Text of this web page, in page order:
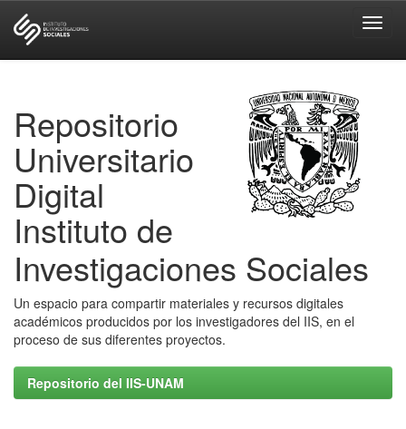
Repositorio
Universitario
Digital
Instituto de
Investigaciones Sociales
Un espacio para compartir materiales y recursos digitales
académicos producidos por los investigadores del IIS, en el
proceso de sus diferentes proyectos.
Repositorio del IIS-UNAM